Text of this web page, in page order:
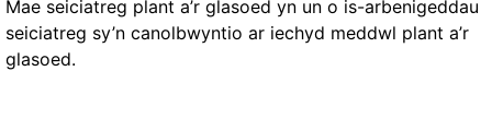
Mae seiciatreg plant a’r glasoed yn un o is-arbenigeddau
seiciatreg sy’n canolbwyntio ar iechyd meddwl plant a’r
glasoed.